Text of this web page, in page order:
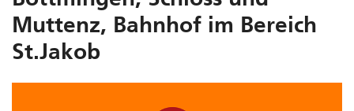
Muttenz, Bahnhof im Bereich
St.Jakob